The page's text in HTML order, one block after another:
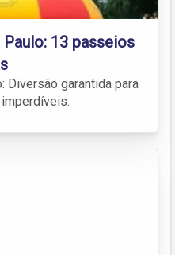
13 passeios
Diversão garantida para